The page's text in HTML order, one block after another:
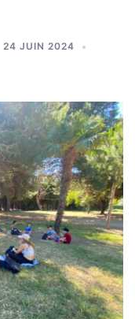
24 JUIN 2024